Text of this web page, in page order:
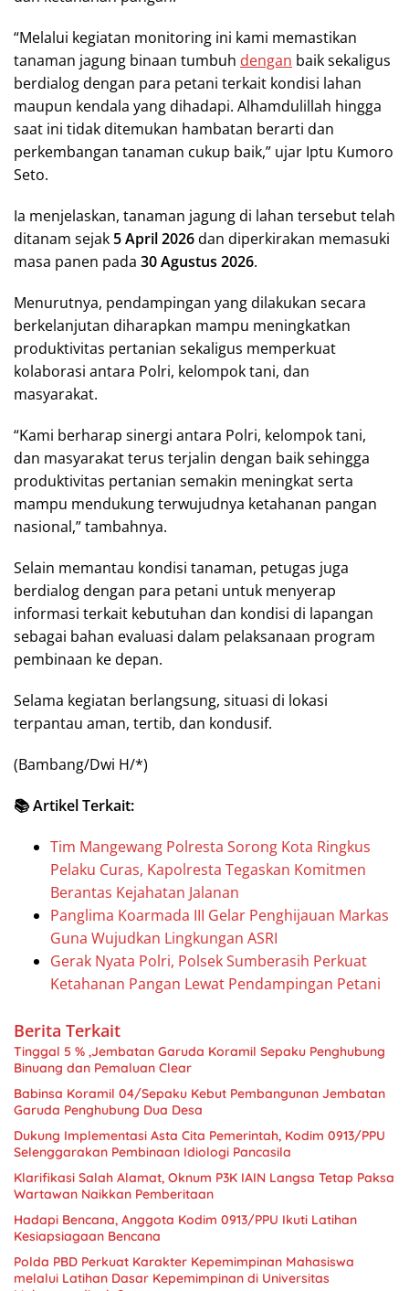
“Melalui kegiatan monitoring ini kami memastikan
tanaman jagung binaan tumbuh dengan baik sekaligus
berdialog dengan para petani terkait kondisi lahan
maupun kendala yang dihadapi. Alhamdulillah hingga
saat ini tidak ditemukan hambatan berarti dan
perkembangan tanaman cukup baik,” ujar Iptu Kumoro
Seto.
Ia menjelaskan, tanaman jagung di lahan tersebut telah
ditanam sejak5 April 2026dan diperkirakan memasuki
masa panen pada 30 Agustus 2026.
Menurutnya, pendampingan yang dilakukan secara
berkelanjutan diharapkan mampu meningkatkan
produktivitas pertanian sekaligus memperkuat
kolaborasi antara Polri, kelompok tani, dan
masyarakat.
“Kami berharap sinergi antara Polri, kelompok tani,
dan masyarakat terus terjalin dengan baik sehingga
produktivitas pertanian semakin meningkat serta
mampu mendukung terwujudnya ketahanan pangan
nasional,” tambahnya.
Selain memantau kondisi tanaman, petugas juga
berdialog dengan para petani untuk menyerap
informasi terkait kebutuhan dan kondisi di lapangan
sebagai bahan evaluasi dalam pelaksanaan program
pembinaan ke depan.
Selama kegiatan berlangsung, situasi di lokasi
terpantau aman, tertib, dan kondusif.
(Bambang/Dwi H/*)
📚 Artikel Terkait:
Tim Mangewang Polresta Sorong Kota Ringkus
Pelaku Curas, Kapolresta Tegaskan Komitmen
Berantas Kejahatan Jalanan
Panglima Koarmada III Gelar Penghijauan Markas
Guna Wujudkan Lingkungan ASRI
Gerak Nyata Polri, Polsek Sumberasih Perkuat
Ketahanan Pangan Lewat Pendampingan Petani
Berita Terkait
Tinggal 5 % ,Jembatan Garuda Koramil Sepaku Penghubung
Binuang dan Pemaluan Clear
Babinsa Koramil 04/Sepaku Kebut Pembangunan Jembatan
Garuda Penghubung Dua Desa
Dukung Implementasi Asta Cita Pemerintah, Kodim 0913/PPU
Selenggarakan Pembinaan Idiologi Pancasila
Klarifikasi Salah Alamat, Oknum P3K IAIN Langsa Tetap Paksa
Wartawan Naikkan Pemberitaan
Hadapi Bencana, Anggota Kodim 0913/PPU Ikuti Latihan
Kesiapsiagaan Bencana
Polda PBD Perkuat Karakter Kepemimpinan Mahasiswa
melalui Latihan Dasar Kepemimpinan di Universitas